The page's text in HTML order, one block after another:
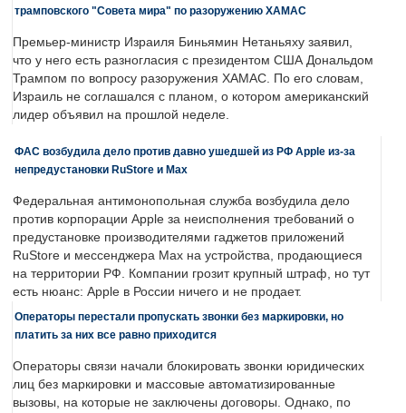
трамповского "Совета мира" по разоружению ХАМАС
Премьер-министр Израиля Биньямин Нетаньяху заявил,
что у него есть разногласия с президентом США Дональдом
Трампом по вопросу разоружения ХАМАС. По его словам,
Израиль не соглашался с планом, о котором американский
лидер объявил на прошлой неделе.
ФАС возбудила дело против давно ушедшей из РФ Apple из-за
непредустановки RuStore и Max
Федеральная антимонопольная служба возбудила дело
против корпорации Apple за неисполнения требований о
предустановке производителями гаджетов приложений
RuStore и мессенджера Max на устройства, продающиеся
на территории РФ. Компании грозит крупный штраф, но тут
есть нюанс: Apple в России ничего и не продает.
Операторы перестали пропускать звонки без маркировки, но
платить за них все равно приходится
Операторы связи начали блокировать звонки юридических
лиц без маркировки и массовые автоматизированные
вызовы, на которые не заключены договоры. Однако, по